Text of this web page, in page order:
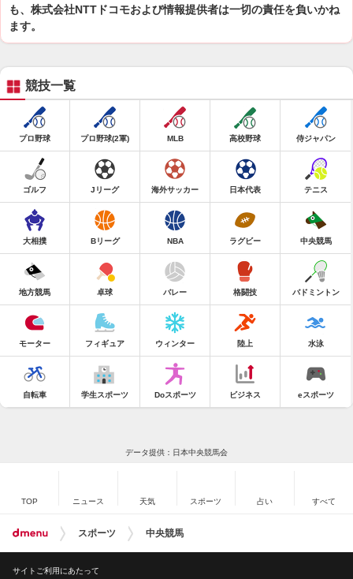
も、株式会社NTTドコモおよび情報提供者は一切の責任を負いかね
ます。
競技一覧
プロ野球 プロ野球(2軍) MLB 高校野球 侍ジャパン
ゴルフ Jリーグ 海外サッカー 日本代表 テニス
大相撲 Bリーグ NBA ラグビー 中央競馬
地方競馬 卓球 バレー 格闘技 バドミントン
モーター フィギュア ウィンター 陸上 水泳
自転車 学生スポーツ Doスポーツ ビジネス eスポーツ
データ提供：日本中央競馬会
TOP ニュース 天気 スポーツ 占い すべて
スポーツ 中央競馬
サイトご利用にあたって